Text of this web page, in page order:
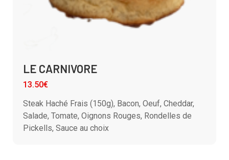
LE CARNIVORE
13.50€
Steak Haché Frais (150g), Bacon, Oeuf, Cheddar,
Salade, Tomate, Oignons Rouges, Rondelles de
Pickells, Sauce au choix